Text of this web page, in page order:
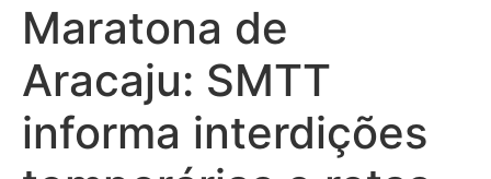
Maratona de
Aracaju: SMTT
informa interdições